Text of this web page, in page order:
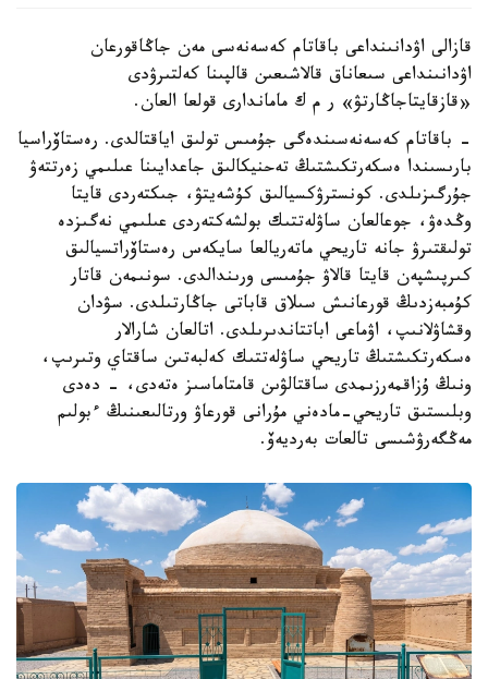
قازالى اۋدانىنداعى باقاتام كەسەنەسى مەن جاڭاقورعان
اۋدانىنداعى سىعاناق قالاشىعىن قالپىنا كەلتىرۋدى
«قازقايتاجاڭارتۋ» ر م ك ماماندارى قولعا العان.
- باقاتام كەسەنەسىندەگى جۇمىس تولىق اياقتالدى. رەستاۆراسيا
بارىسىندا ەسكەرتكىشتىڭ تەحنيكالىق جاعدايىنا عىلىمي زەرتتەۋ
جۇرگىزىلدى. كونسترۋكسيالىق كۇشەيتۋ، جىكتەردى قايتا
وڭدەۋ، جوعالعان ساۋلەتتىك بولشەكتەردى عىلىمي نەگىزدە
تولىقتىرۋ جانە تاريحي ماتەريالعا سايكەس رەستاۆراتسيالىق
كىرپىشپەن قايتا قالاۋ جۇمىسى ورىندالدى. سونىمەن قاتار
كۇمبەزدىڭ قورعانىش سىلاق قاباتى جاڭارتىلدى. سۋدان
وقشاۋلانىپ، اۋماعى اباتتاندىرىلدى. اتالعان شارالار
ەسكەرتكىشتىڭ تاريحي ساۋلەتتىك كەلبەتىن ساقتاي وتىرىپ،
ونىڭ ۇزاقمەرزىمدى ساقتالۋىن قامتاماسىز ەتەدى، - دەدى
وبلىستىق تاريحي-مادەني مۇرانى قورعاۋ ورتالىعىنىڭ ءبولىم
مەڭگەرۋشىسى تالعات بەرديەۆ.